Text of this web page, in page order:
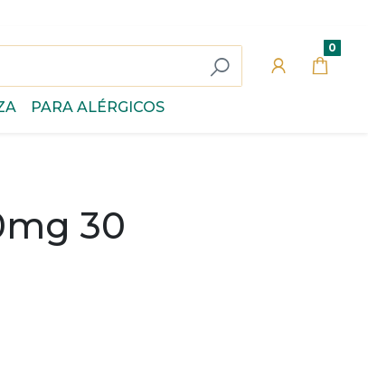
0
PARA ALÉRGICOS
30